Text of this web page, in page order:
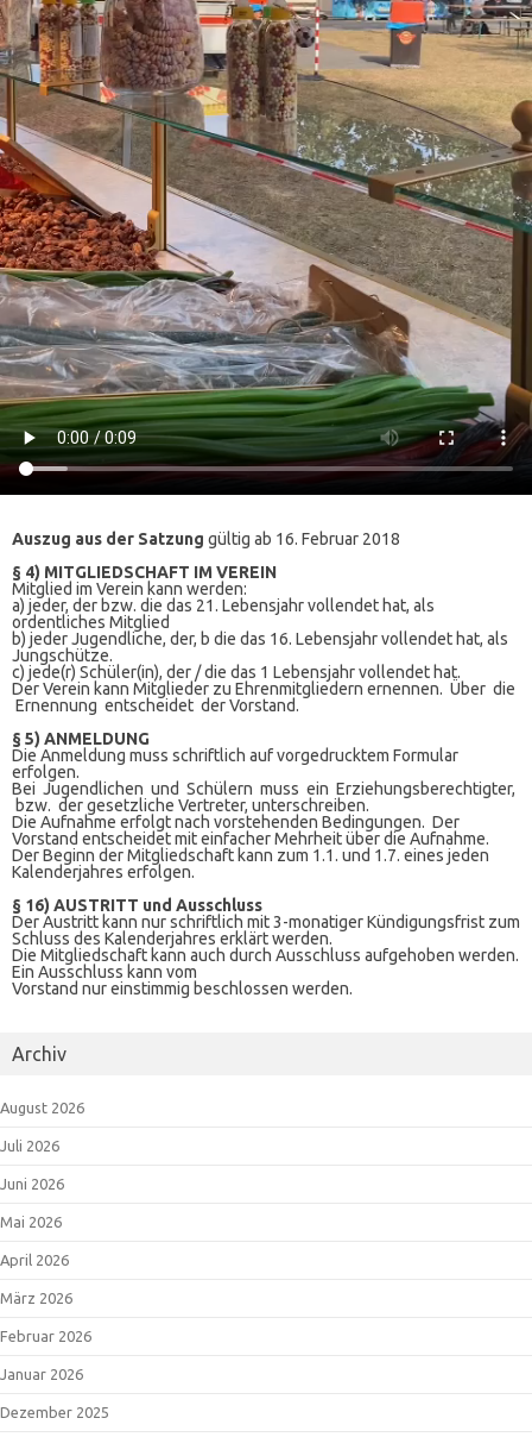
Auszug aus der Satzung gültig ab 16. Februar 2018
§ 4) MITGLIEDSCHAFT IM VEREIN
Mitglied im Verein kann werden:
a) jeder, der bzw. die das 21. Lebensjahr vollendet hat, als
ordentliches Mitglied
b) jeder Jugendliche, der, b die das 16. Lebensjahr vollendet hat, als
Jungschütze.
c) jede(r) Schüler(in), der / die das 1 Lebensjahr vollendet hat.
Der Verein kann Mitglieder zu Ehrenmitgliedern ernennen. Über die
Ernennung entscheidet der Vorstand.
§ 5) ANMELDUNG
Die Anmeldung muss schriftlich auf vorgedrucktem Formular
erfolgen.
Bei Jugendlichen und Schülern muss ein Erziehungsberechtigter,
bzw. der gesetzliche Vertreter, unterschreiben.
Die Aufnahme erfolgt nach vorstehenden Bedingungen. Der
Vorstand entscheidet mit einfacher Mehrheit über die Aufnahme.
Der Beginn der Mitgliedschaft kann zum 1.1. und 1.7. eines jeden
Kalenderjahres erfolgen.
§ 16) AUSTRITT und Ausschluss
Der Austritt kann nur schriftlich mit 3-monatiger Kündigungsfrist zum
Schluss des Kalenderjahres erklärt werden.
Die Mitgliedschaft kann auch durch Ausschluss aufgehoben werden.
Ein Ausschluss kann vom
Vorstand nur einstimmig beschlossen werden.
Archiv
August 2026
Juli 2026
Juni 2026
Mai 2026
April 2026
März 2026
Februar 2026
Januar 2026
Dezember 2025